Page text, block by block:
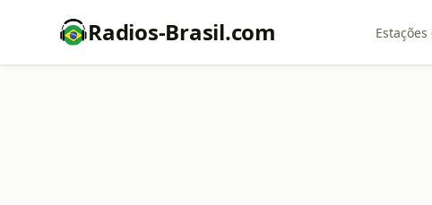
Radios-Brasil.com